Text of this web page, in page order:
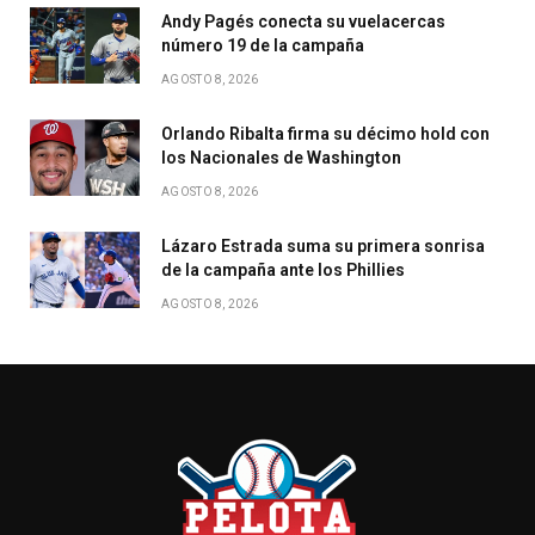
Andy Pagés conecta su vuelacercas
número 19 de la campaña
AGOSTO 8, 2026
Orlando Ribalta firma su décimo hold con
los Nacionales de Washington
AGOSTO 8, 2026
Lázaro Estrada suma su primera sonrisa
de la campaña ante los Phillies
AGOSTO 8, 2026